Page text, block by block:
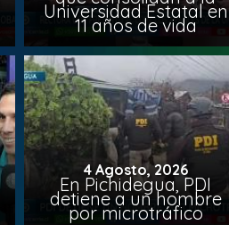
Universidad Estatal en
11 años de vida
4 Agosto, 2026
En Pichidegua, PDI
detiene a un hombre
por microtráfico